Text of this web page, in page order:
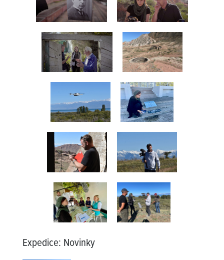
Expedice: Novinky